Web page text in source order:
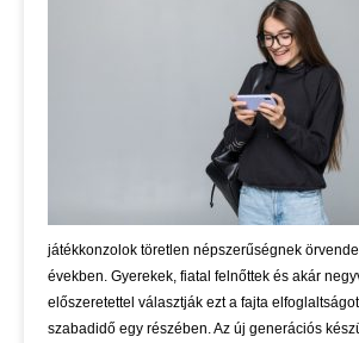
játékkonzolok töretlen népszerűségnek
években. Gyerekek, fiatal felnőttek és akár
előszeretettel választják ezt a fajta
szabadidő egy részében. Az új generációs